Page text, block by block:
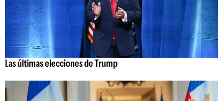
Las últimas elecciones de Trump